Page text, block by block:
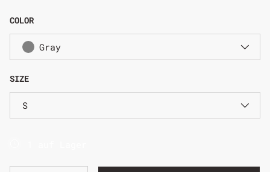
COLOR
Gray
SIZE
S